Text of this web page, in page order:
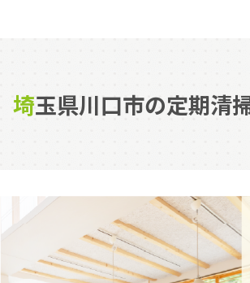
埼玉県川口市の定期